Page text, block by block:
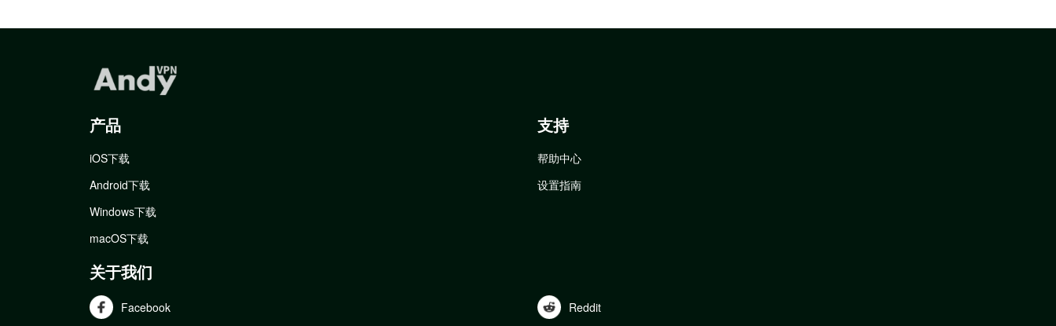
产品
iOS下载
Android下载
Windows下载
macOS下载
支持
帮助中心
设置指南
关于我们
Facebook Reddit